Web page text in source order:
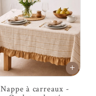
Nappe à carreaux -